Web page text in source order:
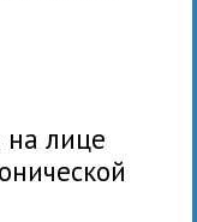
на лице